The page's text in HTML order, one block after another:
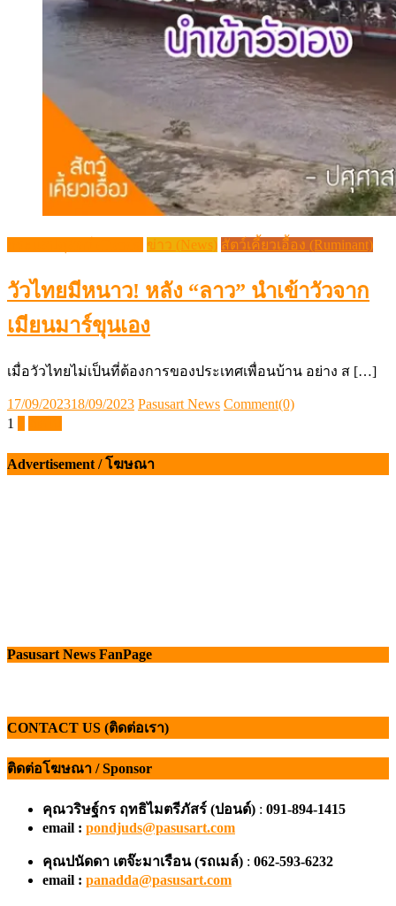
ข่าว (News) สัตว์เคี้ยวเอื้อง (Ruminant)
วัวไทยมีหนาว! หลัง “ลาว” นำเข้าวัวจาก
เมียนมาร์ขุนเอง
เมื่อวัวไทยไม่เป็นที่ต้องการของประเทศเพื่อนบ้าน อย่าง ส […]
Posted
on
17/09/202318/09/2023 Author
Pasusart News Comment(0)
Posts
1
Advertisement / โฆษณา
Pasusart News FanPage
CONTACT US (ติดต่อเรา)
ติดต่อโฆษณา / Sponsor
คุณวริษฐ์กร ฤทธิไมตรีภัสร์ (ปอนด์) : 091-894-1415
email : pondjuds@pasusart.com
คุณปนัดดา เตจ๊ะมาเรือน (รถเมล์) : 062-593-6232
email : panadda@pasusart.com